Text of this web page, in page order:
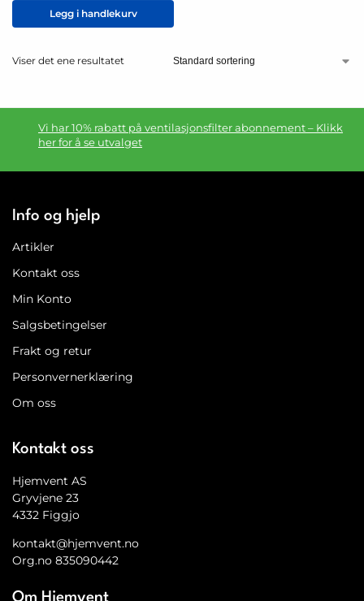
Legg i handlekurv
Viser det ene resultatet
Vi har 10% rabatt på ventilasjonsfilter abonnement – Klikk
her for å se utvalget
Info og hjelp
Artikler
Kontakt oss
Min Konto
Salgsbetingelser
Frakt og retur
Personvernerklæring
Om oss
Kontakt oss
Hjemvent AS
Gryvjene 23
4332 Figgjo
kontakt@hjemvent.no
Org.no 835090442
Om Hjemvent